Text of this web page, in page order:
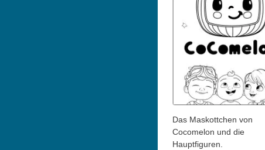
Das Maskottchen von
Cocomelon und die
Hauptfiguren.